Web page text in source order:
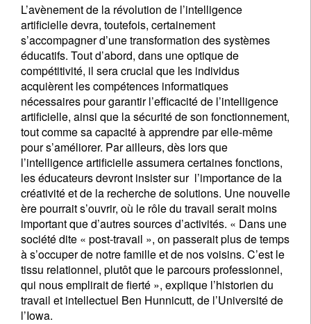
L’avènement de la révolution de l’intelligence
artificielle devra, toutefois, certainement
s’accompagner d’une transformation des systèmes
éducatifs. Tout d’abord, dans une optique de
compétitivité, il sera crucial que les individus
acquièrent les compétences informatiques
nécessaires pour garantir l’efficacité de l’intelligence
artificielle, ainsi que la sécurité de son fonctionnement,
tout comme sa capacité à apprendre par elle-même
pour s’améliorer. Par ailleurs, dès lors que
l’intelligence artificielle assumera certaines fonctions,
les éducateurs devront insister sur l’importance de la
créativité et de la recherche de solutions. Une nouvelle
ère pourrait s’ouvrir, où le rôle du travail serait moins
important que d’autres sources d’activités. « Dans une
société dite « post-travail », on passerait plus de temps
à s’occuper de notre famille et de nos voisins. C’est le
tissu relationnel, plutôt que le parcours professionnel,
qui nous emplirait de fierté », explique l’historien du
travail et intellectuel Ben Hunnicutt, de l’Université de
l’Iowa.